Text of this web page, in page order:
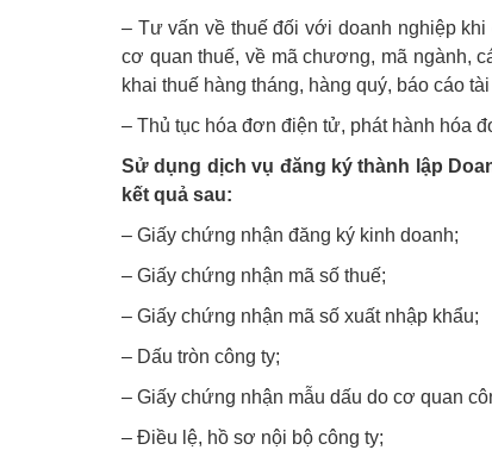
– Tư vấn về thuế đối với doanh nghiệp
cơ quan thuế, về mã chương, mã ngành,
khai thuế hàng tháng, hàng quý, báo cáo
– Thủ tục hóa đơn điện tử, phát hành hóa
Sử dụng dịch vụ đăng ký thành lập
kết quả sau:
– Giấy chứng nhận đăng ký kinh doanh;
– Giấy chứng nhận mã số thuế;
– Giấy chứng nhận mã số xuất nhập khẩu;
– Dấu tròn công ty;
– Giấy chứng nhận mẫu dấu do cơ quan
– Điều lệ, hồ sơ nội bộ công ty;